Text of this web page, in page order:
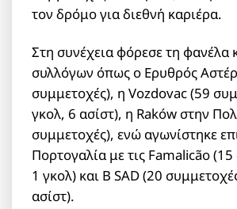
τον δρόμο για διεθνή καριέρα.
Στη συνέχεια φόρεσε τη φανέλα
συλλόγων όπως ο Ερυθρός
συμμετοχές), η Vozdovac (59
γκολ, 6 ασίστ), η Raków στην
συμμετοχές), ενώ αγωνίστηκε
Πορτογαλία με τις Famalicão
1 γκολ) και B SAD (20
ασίστ).